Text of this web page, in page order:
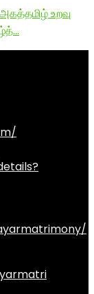
உறவு